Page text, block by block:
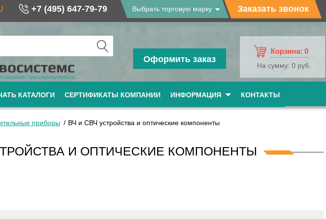
+7 (495) 647-79-79 Выбрать торговую марку Заказать звонок
Оформить заказ
Корзина: 0
На сумму: 0 руб.
КАТАЛОГИ СЕРТИФИКАТЫ КОМПАНИИ ИНФОРМАЦИЯ КОНТАКТЫ
приборы ВЧ и СВЧ устройства и оптические компоненты
И ОПТИЧЕСКИЕ КОМПОНЕНТЫ